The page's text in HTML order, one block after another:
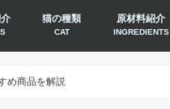
猫の種類
CAT
原材料紹介
INGREDIENTS
め商品を解説